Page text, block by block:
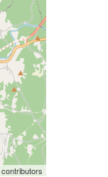
contributors